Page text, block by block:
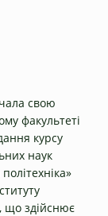
свою
факультеті
курсу
наук
що здійснює